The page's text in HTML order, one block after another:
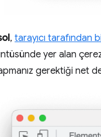
, tarayıcı tarafından
yer alan çerez
gerektiği net